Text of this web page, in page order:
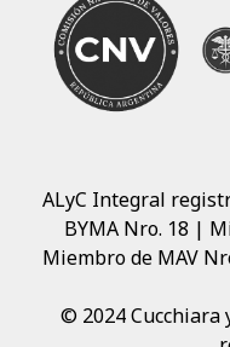
ALyC Integral
BYMA Nro. 18 |
Miembro de MAV
© 2024 Cucchiara